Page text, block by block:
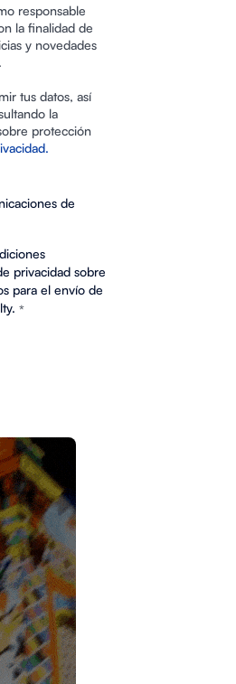
responsable
la finalidad de
y novedades
tus datos, así
la
protección
de
privacidad sobre
para el envío de
*